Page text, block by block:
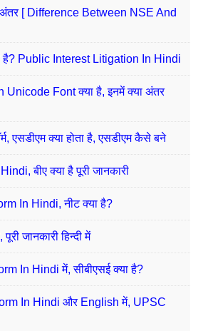
[ Difference Between NSE And
है? Public Interest Litigation In Hindi
Font क्या है, इनमें क्या अंतर
एसडीएम क्या होता है, एसडीएम कैसे बने
बीए क्या है पूरी जानकारी
In Hindi, नीट क्या है?
जानकारी हिन्दी में
In Hindi में, सीबीएसई क्या है?
In Hindi और English में, UPSC